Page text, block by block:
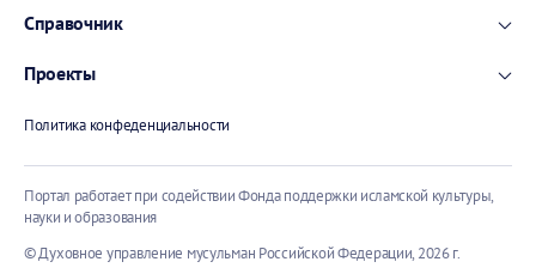
Справочник
Проекты
Политика конфеденциальности
Портал работает при содействии Фонда поддержки исламской культуры,
науки и образования
© Духовное управление мусульман Российской Федерации,2026 г.